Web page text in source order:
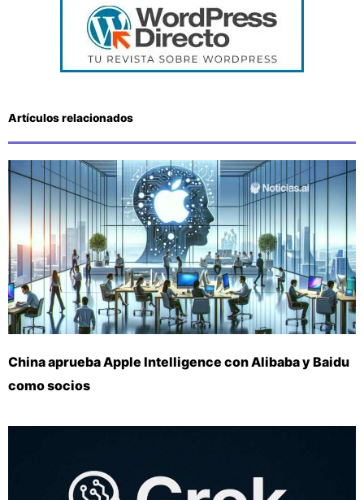
Artículos relacionados
China aprueba Apple Intelligence con Alibaba y Baidu
como socios